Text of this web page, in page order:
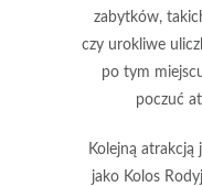
zabytków,
czy urokliwe
po tym
poczuć
Kolejną atrakcją
jako Kolos